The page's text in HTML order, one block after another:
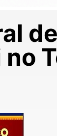
no